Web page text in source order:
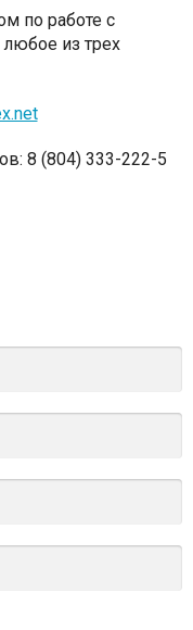
по работе с
из трех
8 (804) 333-222-5